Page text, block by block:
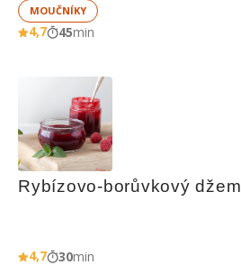
MOUČNÍKY
4,7 45min
Rybízovo-borůvkový džem
4,7 30min